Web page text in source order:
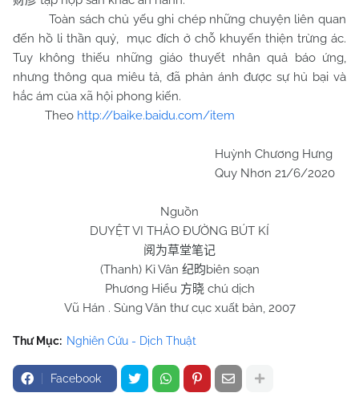
Toàn sách chủ yếu ghi chép những chuyện liên quan
đến hồ li thần quỷ, mục đích ở chỗ khuyến thiện trừng ác.
Tuy không thiếu những giáo thuyết nhân quả báo ứng,
nhưng thông qua miêu tả, đã phản ánh được sự hủ bại và
hắc ám của xã hội phong kiến.
Theo http://baike.baidu.com/item
Huỳnh Chương Hưng
Quy Nhơn 21/6/2020
Nguồn
DUYỆT VI THẢO ĐƯỜNG BÚT KÍ
阅为草堂笔记
(Thanh) Kỉ Vân 纪昀biên soạn
Phương Hiểu 方晓chú dịch
Vũ Hán . Sùng Văn thư cục xuất bản, 2007
Thư Mục: Nghiên Cứu - Dịch Thuật
Facebook